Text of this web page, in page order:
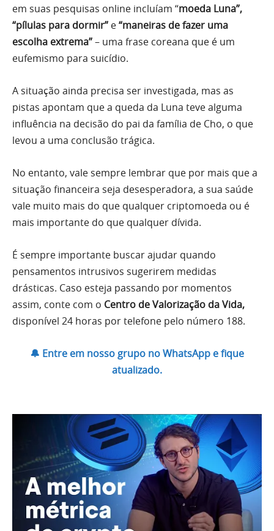
em suas pesquisas online incluíam “moeda Luna”,
“pílulas para dormir” e“maneiras de fazer uma
escolha extrema”– uma frase coreana que é um
eufemismo para suicídio.
A situação ainda precisa ser investigada, mas as
pistas apontam que a queda da Luna teve alguma
influência na decisão do pai da família de Cho, o que
levou a uma conclusão trágica.
No entanto, vale sempre lembrar que por mais que a
situação financeira seja desesperadora, a sua saúde
vale muito mais do que qualquer criptomoeda ou é
mais importante do que qualquer dívida.
É sempre importante buscar ajudar quando
pensamentos intrusivos sugerirem medidas
drásticas. Caso esteja passando por momentos
assim, conte com o Centro de Valorização da Vida,
disponível 24 horas por telefone pelo número 188.
🔔 Entre em nosso grupo no WhatsApp e fique
atualizado.